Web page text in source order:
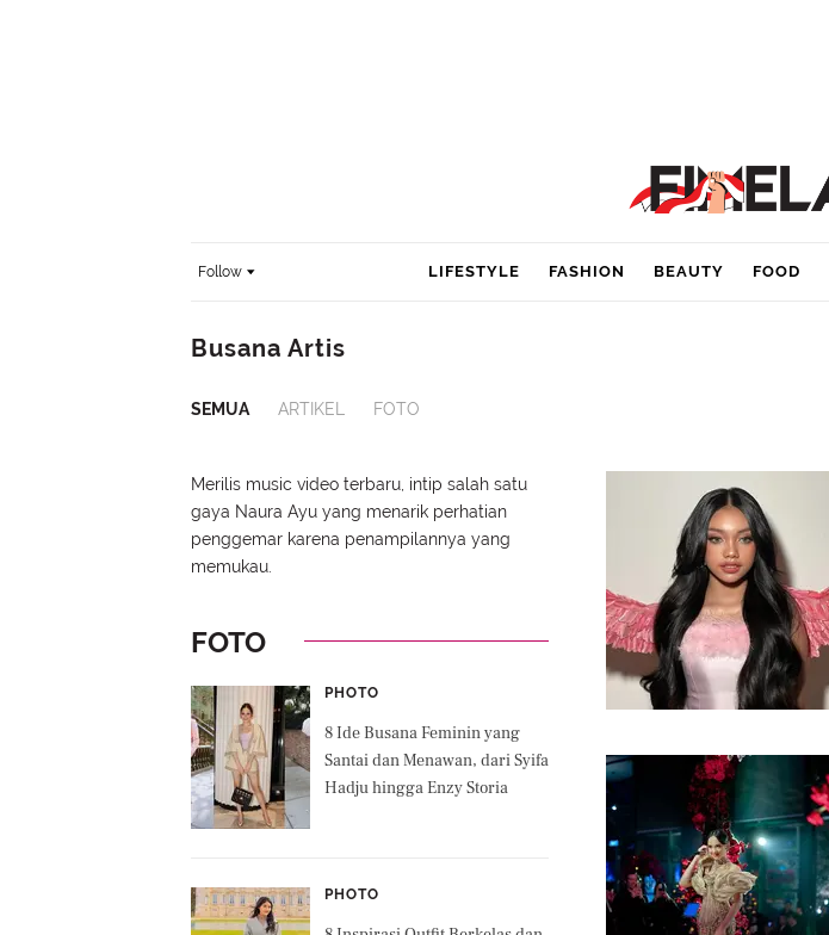
Follow LIFESTYLE FASHION BEAUTY FOOD
Busana Artis
SEMUA ARTIKEL FOTO
Merilis music video terbaru, intip salah satu
gaya Naura Ayu yang menarik perhatian
penggemar karena penampilannya yang
memukau.
FOTO
PHOTO
8 Ide Busana Feminin yang
Santai dan Menawan, dari Syifa
Hadju hingga Enzy Storia
PHOTO